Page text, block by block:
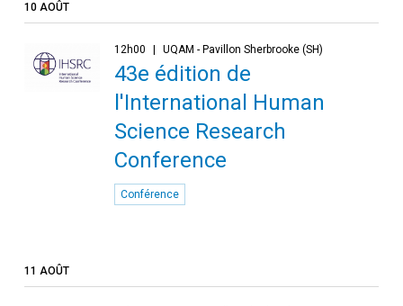
10 AOÛT
12h00 UQAM - Pavillon Sherbrooke (SH)
43e édition de
l'International Human
Science Research
Conference
Conférence
11 AOÛT